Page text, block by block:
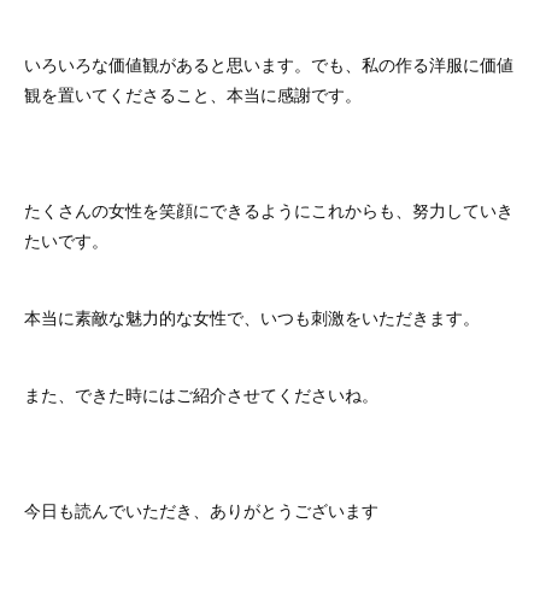
いろいろな価値観があると思います。でも、私の作る洋服に価値
観を置いてくださること、本当に感謝です。
たくさんの女性を笑顔にできるようにこれからも、努力していき
たいです。
本当に素敵な魅力的な女性で、いつも刺激をいただきます。
また、できた時にはご紹介させてくださいね。
今日も読んでいただき、ありがとうございます